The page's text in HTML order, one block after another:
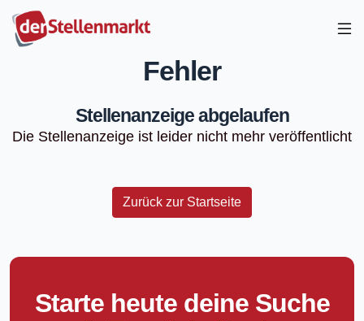
Fehler
Stellenanzeige abgelaufen
Die Stellenanzeige ist leider nicht mehr veröffentlicht
Zurück zur Startseite
Starte heute deine Suche